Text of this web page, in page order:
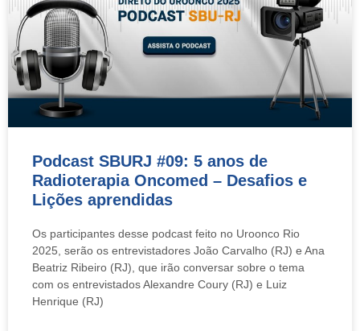
Podcast SBURJ #09: 5 anos de
Radioterapia Oncomed – Desafios e
Lições aprendidas
Os participantes desse podcast feito no Uroonco Rio
2025, serão os entrevistadores João Carvalho (RJ) e Ana
Beatriz Ribeiro (RJ), que irão conversar sobre o tema
com os entrevistados Alexandre Coury (RJ) e Luiz
Henrique (RJ)